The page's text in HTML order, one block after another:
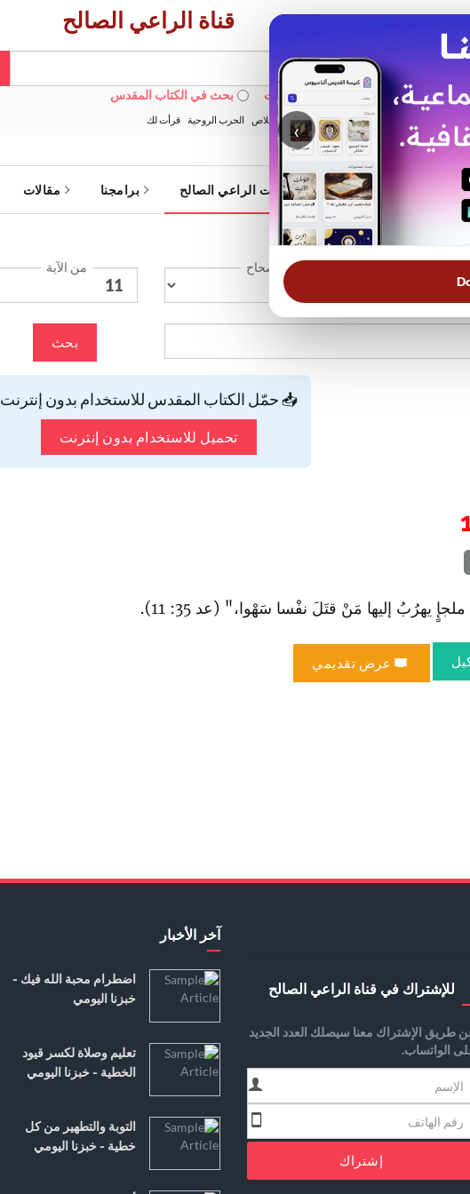
‹
قناة الراعي الصالح
بحث في الويبسايت بحث في الكتاب المقدس
الأكثر بحثًا: خبزنا اليومي الخلاص الحرب الروحية قرأت لك
الرئيسية خدمات الراعي الصالح برامجنا مقالات
الإصحاح من الآية
بحث
📥 حمّل الكتاب المقدس للاستخدام بدون إنترنت
تحميل للاستخدام بدون إنترنت
يهرُبُ إليها مَنْ قتَلَ نفْسا سَهْوا‌،" (عد 35: 11).
عرض تقديمي
للإشتراك في قناة الراعي الصالح
طريق الإشتراك معنا سيصلك العدد الجديد
الواتساب.
إشتراك
آخر الأخبار
اضطرام محبة الله فيك -
خبزنا اليومي
تعليم وصلاة لكسر قيود
الخطية - خبزنا اليومي
التوبة والتطهير من كل
خطية - خبزنا اليومي